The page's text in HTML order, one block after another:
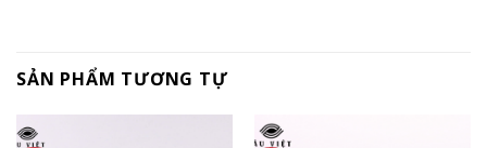
SẢN PHẨM TƯƠNG TỰ